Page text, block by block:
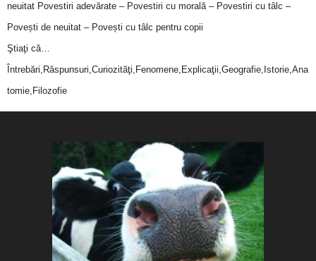
neuitat Povestiri adevărate – Povestiri cu morală – Povestiri cu tâlc –
Povești de neuitat – Povești cu tâlc pentru copii
Ştiaţi că…
Întrebări,Răspunsuri,Curiozităţi,Fenomene,Explicaţii,Geografie,Istorie,Ana
tomie,Filozofie